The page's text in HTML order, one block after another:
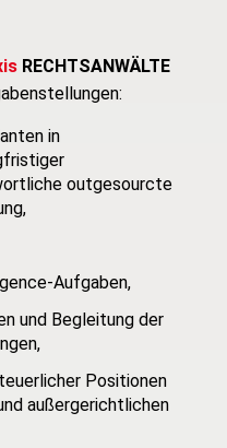
RECHTSANWÄLTE
in
outgesourcte
Aufgaben,
und Begleitung der
Positionen
außergerichtlichen